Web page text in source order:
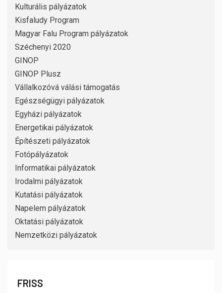
Kulturális pályázatok
Kisfaludy Program
Magyar Falu Program pályázatok
Széchenyi 2020
GINOP
GINOP Plusz
Vállalkozóvá válási támogatás
Egészségügyi pályázatok
Egyházi pályázatok
Energetikai pályázatok
Építészeti pályázatok
Fotópályázatok
Informatikai pályázatok
Irodalmi pályázatok
Kutatási pályázatok
Napelem pályázatok
Oktatási pályázatok
Nemzetközi pályázatok
FRISS